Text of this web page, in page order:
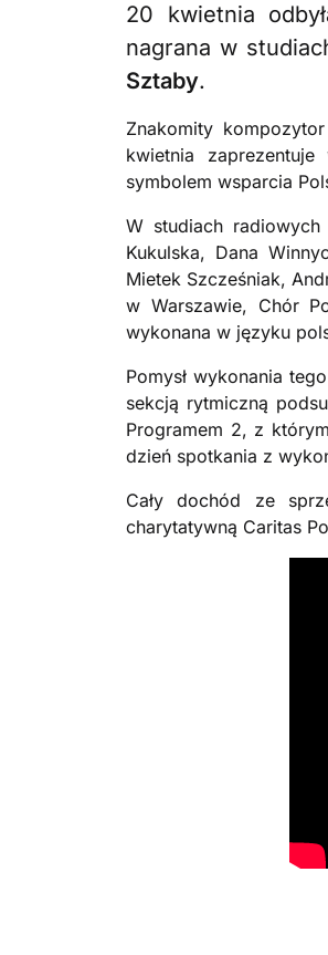
20 kwietnia
nagrana w
Sztaby.
Znakomity
kwietnia
symbolem wsparcia
W studiach
Kukulska, Dana
Mietek Szcześniak,
w Warszawie, Chór
wykonana w języku
Pomysł wykonania
sekcją rytmiczną
Programem 2, z
dzień spotkania z
Cały dochód ze
charytatywną Caritas